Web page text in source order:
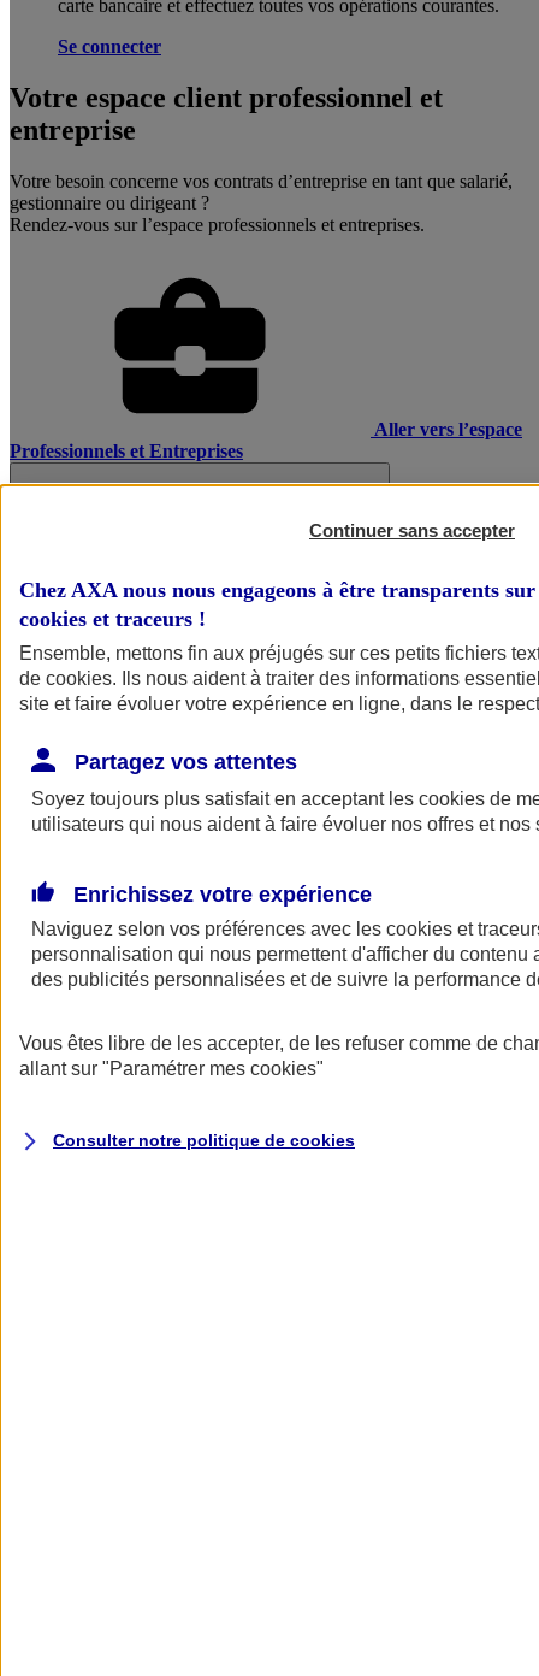
carte bancaire et effectuez toutes vos opérations courantes.
Se connecter
Votre espace client professionnel et
entreprise
Votre besoin concerne vos contrats d’entreprise en tant que salarié,
gestionnaire ou dirigeant ?
Rendez-vous sur l’espace professionnels et entreprises.
Aller vers l’espace
Professionnels et Entreprises
AXA Assurance
Continuer sans accepter
Chez AXA nous nous engageons à être transparents
cookies et traceurs !
Ensemble, mettons fin aux préjugés sur ces petits fichiers
de cookies. Ils nous aident à traiter des informations
site et faire évoluer votre expérience en ligne, dans le
Partagez vos attentes
Soyez toujours plus satisfait en acceptant les cookies de
utilisateurs qui nous aident à faire évoluer nos offres et nos
Enrichissez votre expérience
Naviguez selon vos préférences avec les cookies et
personnalisation qui nous permettent d'afficher du contenu
des publicités personnalisées et de suivre la performance
Vous êtes libre de les accepter, de les refuser comme de
allant sur "Paramétrer mes cookies"
Consulter notre politique de cookies